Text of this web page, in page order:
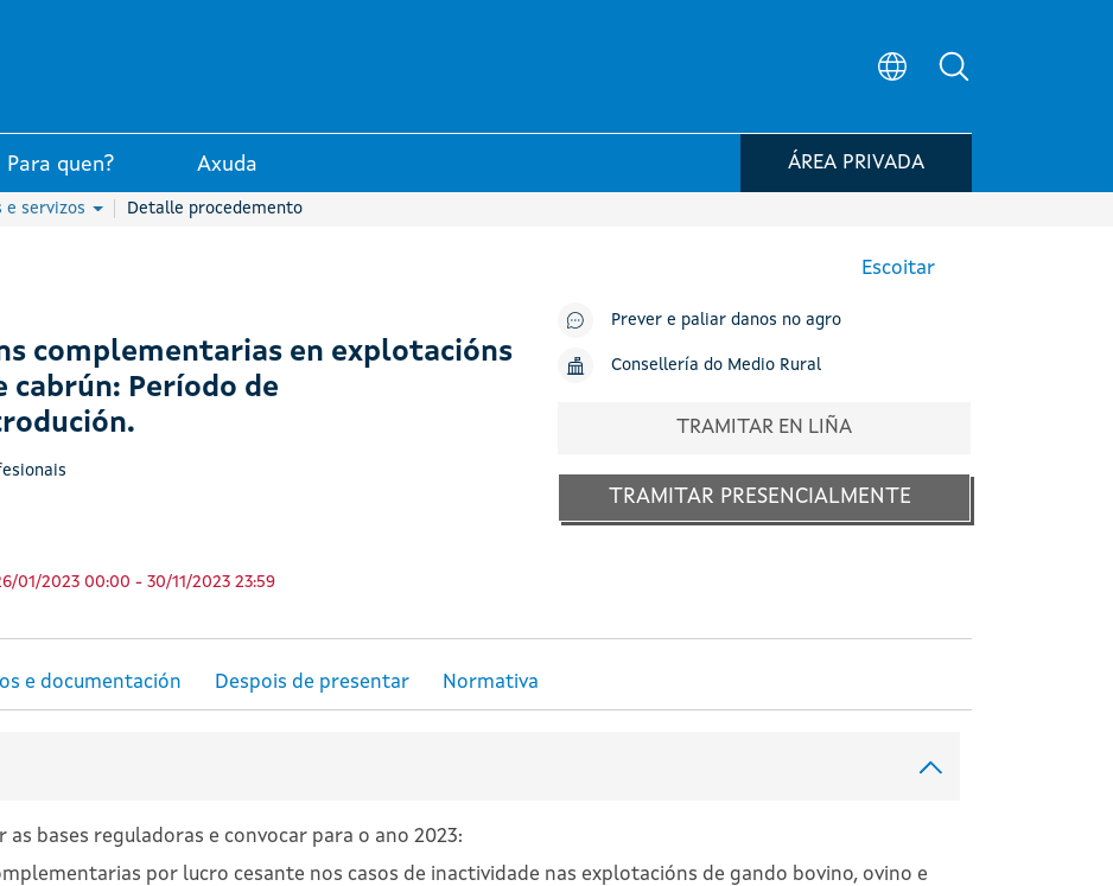
Para quen? Axuda ÁREA PRIVADA
e servizos Detalle procedemento
Escoitar
complementarias en explotacións
cabrún: Período de
01/2023 00:00 - 30/11/2023 23:59
Prever e paliar danos no agro
Consellería do Medio Rural
TRAMITAR EN LIÑA
TRAMITAR PRESENCIALMENTE
Despois de presentar
bases reguladoras e convocar para o ano 2023:
por lucro cesante nos casos de inactividade nas explotacións de gando bovino, ovino e